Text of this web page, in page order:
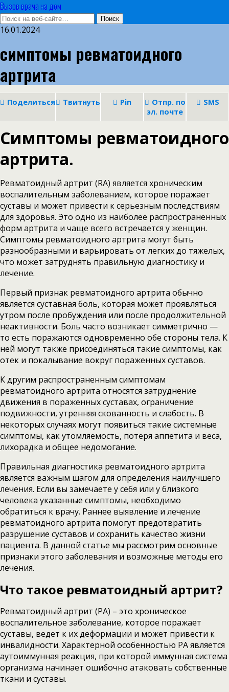
Вызов врача на дом
16.01.2024
симптомы ревматоидного
артрита
Поделиться Твитнуть Pin
Отпр. по
эл. почте
SMS
Симптомы ревматоидного
артрита.
Ревматоидный артрит (RA) является хроническим
воспалительным заболеванием, которое поражает
суставы и может привести к серьезным последствиям
для здоровья. Это одно из наиболее распространенных
форм артрита и чаще всего встречается у женщин.
Симптомы ревматоидного артрита могут быть
разнообразными и варьировать от легких до тяжелых,
что может затруднять правильную диагностику и
лечение.
Первый признак ревматоидного артрита обычно
является суставная боль, которая может проявляться
утром после пробуждения или после продолжительной
неактивности. Боль часто возникает симметрично —
то есть поражаются одновременно обе стороны тела. К
ней могут также присоединяться такие симптомы, как
отек и покалывание вокруг пораженных суставов.
К другим распространенным симптомам
ревматоидного артрита относятся затруднение
движения в пораженных суставах, ограничение
подвижности, утренняя скованность и слабость. В
некоторых случаях могут появиться такие системные
симптомы, как утомляемость, потеря аппетита и веса,
лихорадка и общее недомогание.
Правильная диагностика ревматоидного артрита
является важным шагом для определения наилучшего
лечения. Если вы замечаете у себя или у близкого
человека указанные симптомы, необходимо
обратиться к врачу. Раннее выявление и лечение
ревматоидного артрита помогут предотвратить
разрушение суставов и сохранить качество жизни
пациента. В данной статье мы рассмотрим основные
признаки этого заболевания и возможные методы его
лечения.
Что такое ревматоидный артрит?
Ревматоидный артрит (РА) – это хроническое
воспалительное заболевание, которое поражает
суставы, ведет к их деформации и может привести к
инвалидности. Характерной особенностью РА является
аутоиммунная реакция, при которой иммунная система
организма начинает ошибочно атаковать собственные
ткани и суставы.